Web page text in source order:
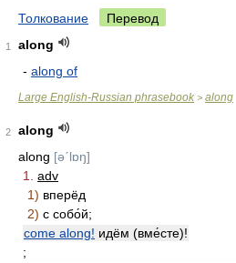
Толкование Перевод
1
along
- along of
Large English-Russian phrasebook > along
2
along
along [əˊlɒŋ]
1.
adv
1) вперёд
2) с собо́й;
come along! идём (вме́сте)!
;